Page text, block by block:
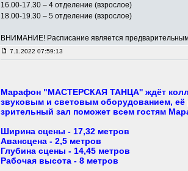
16.00-17.30 – 4 отделение (взрослое)
18.00-19.30 – 5 отделение (взрослое)
ВНИМАНИЕ! Расписание является
7.1.2022 07:59:13
Марафон "МАСТЕРСКАЯ ТАНЦА'' ждёт
звуковым и световым оборудованием,
зрительный зал поможет всем гостям
Ширина сцены - 17,32 метров
Авансцена - 2,5 метров
Глубина сцены - 14,45 метров
Рабочая высота - 8 метров